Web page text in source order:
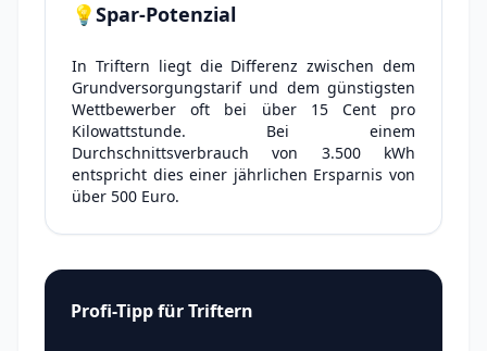
💡Spar-Potenzial
In Triftern liegt die Differenz zwischen dem
Grundversorgungstarif und dem günstigsten
Wettbewerber oft bei über 15 Cent pro
Kilowattstunde. Bei einem
Durchschnittsverbrauch von 3.500 kWh
entspricht dies einer jährlichen Ersparnis von
über 500 Euro.
Profi-Tipp für Triftern